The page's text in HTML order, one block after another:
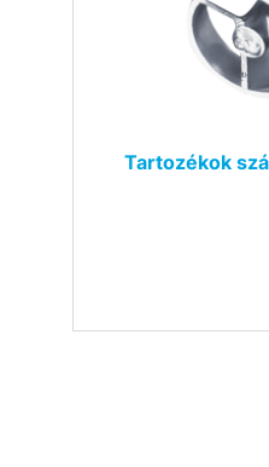
Tartozékok